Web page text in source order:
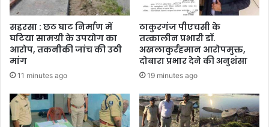
सहरसा : छठ घाट निर्माण में
घटिया सामग्री के उपयोग का
आरोप, तकनीकी जांच की उठी
मांग
11 minutes ago
ठाकुरगंज पीएचसी के
तत्कालीन प्रभारी डॉ.
अखलाकुर्रहमान आरोपमुक्त,
दोबारा प्रभार देने की अनुशंसा
19 minutes ago